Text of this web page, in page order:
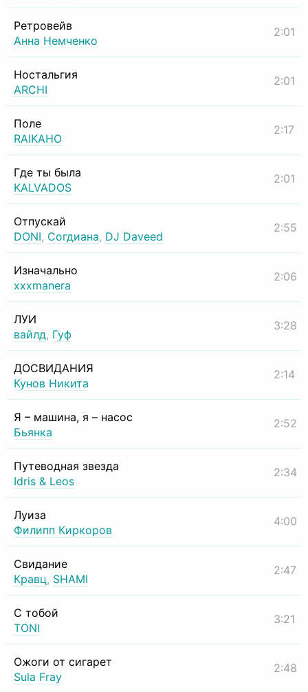
Ретровейв
Анна Немченко
2:01
Ностальгия
ARCHI
2:01
Поле
RAIKAHO
2:17
Где ты была
KALVADOS
2:01
Отпускай
DONI, Согдиана, DJ Daveed
2:55
Изначально
xxxmanera
2:06
ЛУИ
вайлд, Гуф
3:28
ДОСВИДАНИЯ
Кунов Никита
2:14
Я – машина, я – насос
Бьянка
2:52
Путеводная звезда
Idris & Leos
2:34
Луиза
Филипп Киркоров
4:00
Свидание
Кравц, SHAMI
2:47
С тобой
TONI
3:21
Ожоги от сигарет
Sula Fray
2:48